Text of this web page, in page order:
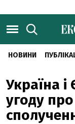
НОВИНИ
Україна і
угоду